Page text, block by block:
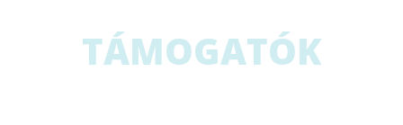
TÁMOGATÓK